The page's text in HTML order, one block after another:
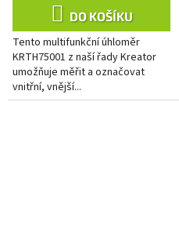
DO KOŠÍKU
Tento multifunkční úhloměr
KRTH75001 z naší řady Kreator
umožňuje měřit a označovat
vnitřní, vnější...